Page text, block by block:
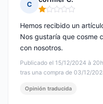
C
Nota: 1 de 5
Publicado el 15/12/2024 à
tras una compra de 03/12/
Hemos recibido un
Nos gustaría que cosme
con nosotros.
Opinión traducida